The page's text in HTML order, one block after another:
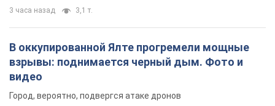
3 часа назад 3,1 т.
В оккупированной Ялте прогремели мощные
взрывы: поднимается черный дым. Фото и
видео
Город, вероятно, подвергся атаке дронов